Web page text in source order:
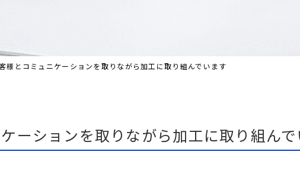
様とコミュニケーションを取りながら加工に取り組んでいます
ーションを取りながら加工に取り組ん